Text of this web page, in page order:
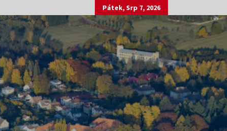
Pátek, Srp 7, 2026